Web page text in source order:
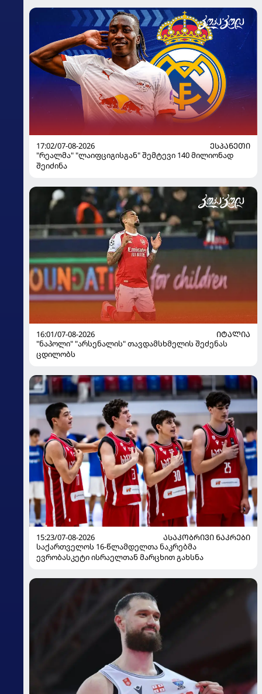
17:02/07-08-2026
ᲔᲡᲞᲐᲜᲔᲗᲘ
"რეალმა" "ლაიფციგისგან" შემტევი 140 მილიონად
შეიძინა
16:01/07-08-2026
ᲘᲢᲐᲚᲘᲐ
"ნაპოლი" "არსენალის" თავდამსხმელის შეძენას
ცდილობს
15:23/07-08-2026
ᲐᲡᲐᲙᲝᲑᲠᲘᲕᲘ ᲜᲐᲙᲠᲔᲑᲘ
საქართველოს 16-წლამდელთა ნაკრებმა
ევრობასკეტი ისრაელთან მარცხით გახსნა